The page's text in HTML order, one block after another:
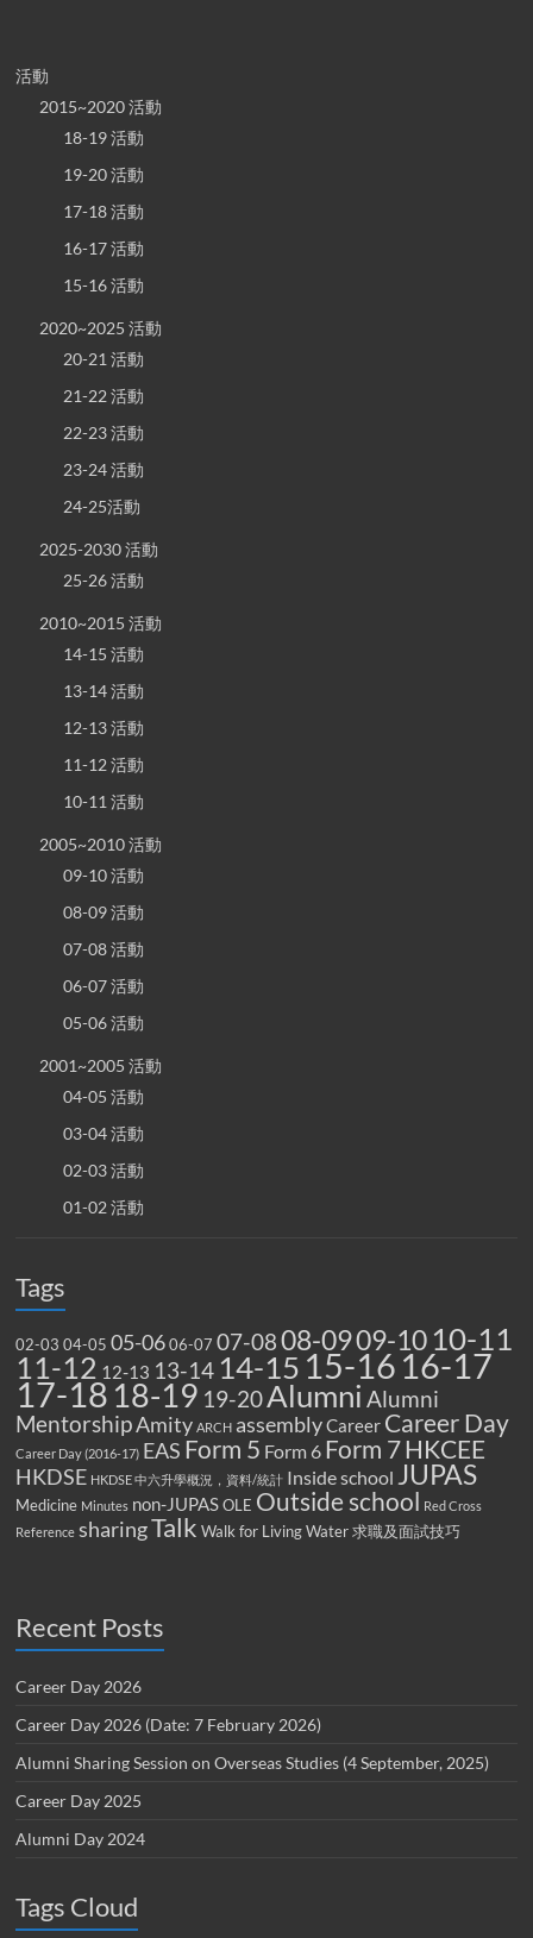
活動
2015~2020 活動
18-19 活動
19-20 活動
17-18 活動
16-17 活動
15-16 活動
2020~2025 活動
20-21 活動
21-22 活動
22-23 活動
23-24 活動
24-25活動
2025-2030 活動
25-26 活動
2010~2015 活動
14-15 活動
13-14 活動
12-13 活動
11-12 活動
10-11 活動
2005~2010 活動
09-10 活動
08-09 活動
07-08 活動
06-07 活動
05-06 活動
2001~2005 活動
04-05 活動
03-04 活動
02-03 活動
01-02 活動
Tags
02-03 04-05 05-06 06-07 07-0808-0909-10 10-11
11-12 12-13 13-14 14-15 15-16 16-17
17-18 18-19 19-20Alumni Alumni
MentorshipAmity ARCH assemblyCareer Career Day
Career Day (2016-17) EAS Form 5 Form 6 Form 7HKCEE
HKDSE HKDSE 中六升學概況，資料/統計 Inside school JUPAS
Medicine Minutes non-JUPAS OLE Outside school
Red Cross
Reference sharingTalk Walk for Living Water 求職及面試技巧
Recent Posts
Career Day 2026
Career Day 2026 (Date: 7 February 2026)
Alumni Sharing Session on Overseas Studies (4 September, 2025)
Career Day 2025
Alumni Day 2024
Tags Cloud